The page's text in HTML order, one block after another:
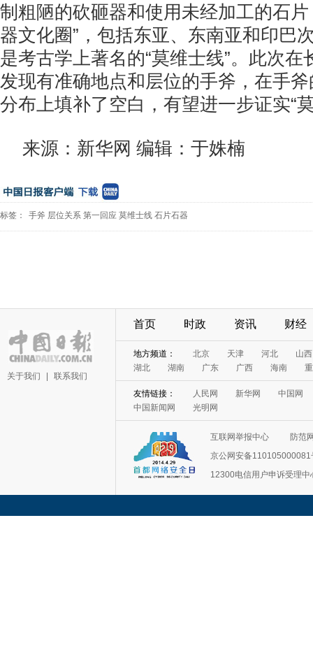
制粗陋的砍砸器和使用未经加工的石
器文化圈”，包括东亚、东南亚和印巴
是考古学上著名的“莫维士线”。此次在
发现有准确地点和层位的手斧，在手
分布上填补了空白，有望进一步证实“
来源：新华网 编辑：于姝楠
标签： 手斧 层位关系 第一回应 莫维士线 石片石器
关于我们 联系我们
首页 时政 资讯 财经
地方频道： 北京 天津 河北
山西
湖北
湖南 广东 广西 海南
友情链接： 人民网 新华网
中国网
中国新闻网
光明网
互联网举报中心
防范
京公网安备110105000081
12300电信用户申诉受理中